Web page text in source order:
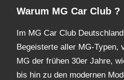
Warum MG Car Club ?
Im MG Car Club
Begeisterte aller MG-Typen,
MG der frühen 30er Jahre,
bis hin zu den modernen